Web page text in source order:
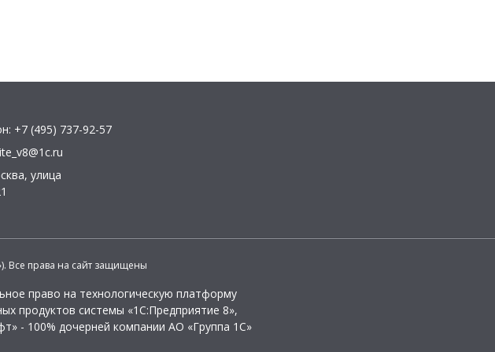
+7 (495) 737-92-57
, улица
Все права на сайт защищены
право на технологическую платформу
продуктов системы «1С:Предприятие 8»,
- 100% дочерней компании АО «Группа 1С»